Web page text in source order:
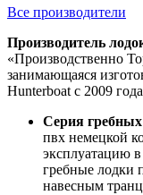
Все производители
Производитель
«Производственно
занимающаяся
Hunterboat с 2009
Серия
пвх немецкой
эксплуатацию
гребные лодки
навесным